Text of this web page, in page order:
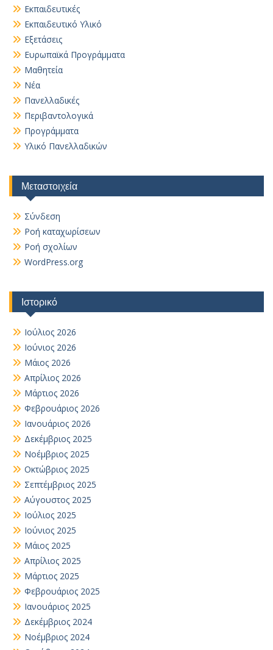
Εκπαιδευτικές
Εκπαιδευτικό Υλικό
Εξετάσεις
Ευρωπαϊκά Προγράμματα
Μαθητεία
Νέα
Πανελλαδικές
Περιβαντολογικά
Προγράμματα
Υλικό Πανελλαδικών
Μεταστοιχεία
Σύνδεση
Ροή καταχωρίσεων
Ροή σχολίων
WordPress.org
Ιστορικό
Ιούλιος 2026
Ιούνιος 2026
Μάιος 2026
Απρίλιος 2026
Μάρτιος 2026
Φεβρουάριος 2026
Ιανουάριος 2026
Δεκέμβριος 2025
Νοέμβριος 2025
Οκτώβριος 2025
Σεπτέμβριος 2025
Αύγουστος 2025
Ιούλιος 2025
Ιούνιος 2025
Μάιος 2025
Απρίλιος 2025
Μάρτιος 2025
Φεβρουάριος 2025
Ιανουάριος 2025
Δεκέμβριος 2024
Νοέμβριος 2024